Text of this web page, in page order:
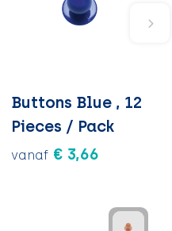
Buttons Blue , 12
Pieces / Pack
vanaf € 3,66